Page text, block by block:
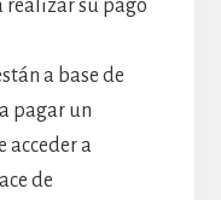
realizar su pago
a base de
pagar un
acceder a
de